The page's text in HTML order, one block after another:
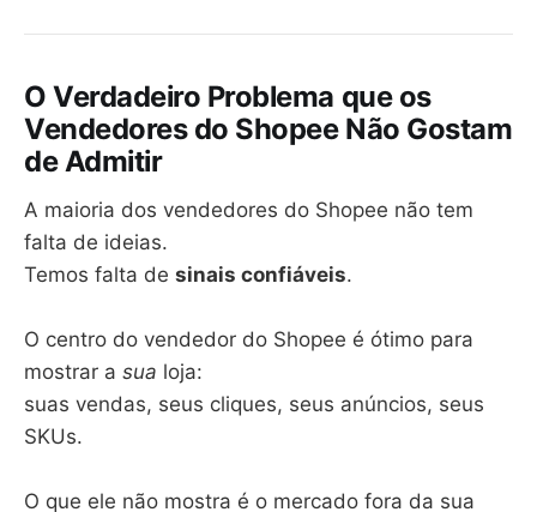
O Verdadeiro Problema que os
Vendedores do Shopee Não Gostam
de Admitir
A maioria dos vendedores do Shopee não tem
falta de ideias.
Temos falta de sinais confiáveis.
O centro do vendedor do Shopee é ótimo para
mostrar a sua loja:
suas vendas, seus cliques, seus anúncios, seus
SKUs.
O que ele não mostra é o mercado fora da sua